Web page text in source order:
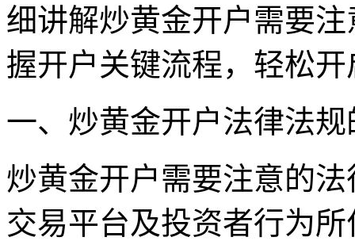
细讲解炒黄金开户需要
握开户关键流程，轻松开
一、炒黄金开户法律法
炒黄金开户需要注意的
交易平台及投资者行为